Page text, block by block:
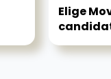
Elige